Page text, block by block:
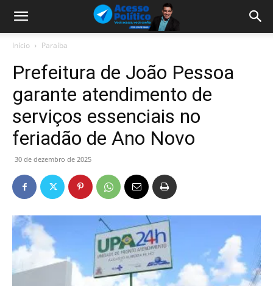
Início Paraíba
Prefeitura de João Pessoa
garante atendimento de
serviços essenciais no
feriadão de Ano Novo
30 de dezembro de 2025